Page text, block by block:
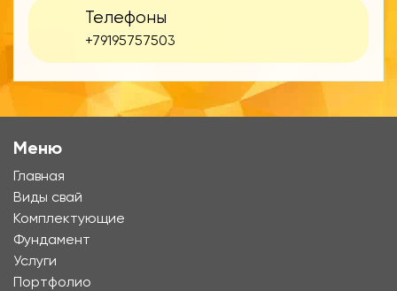
Телефоны
+79195757503
Меню
Главная
Виды свай
Комплектующие
Фундамент
Услуги
Портфолио